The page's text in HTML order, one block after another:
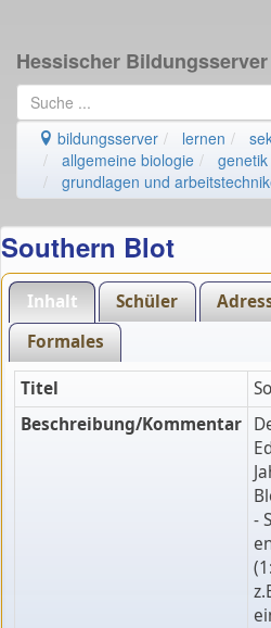
Hessischer Bildungsserver
bildungsserver lernen
allgemeine biologie
genetik
grundlagen und
Southern Blot
Inhalt Schüler
Formales
Titel
Beschreibung/Kommentar
-